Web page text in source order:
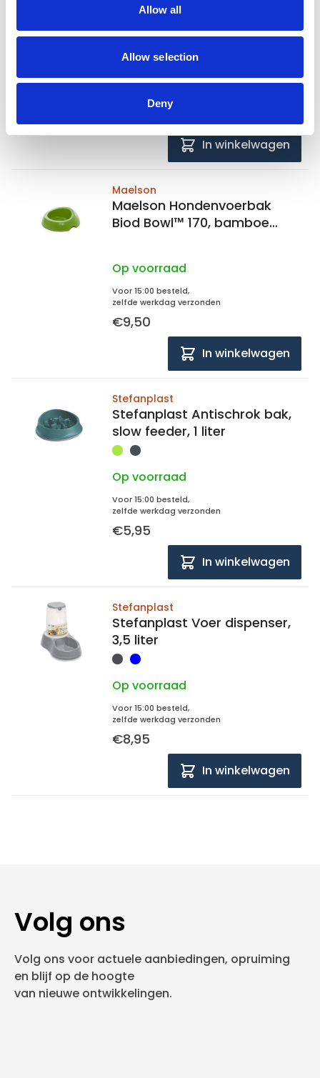
Allow all
Allow selection
Deny
Op voorraad
Voor 15:00 besteld,
€16,99
In winkelwagen
Maelson
Maelson Hondenvoerbak
Biod Bowl™ 170, bamboe
Op voorraad
Voor 15:00 besteld,
zelfde werkdag verzonden
€9,50
In winkelwagen
Stefanplast
Stefanplast Antischrok bak,
slow feeder, 1 liter
Op voorraad
Voor 15:00 besteld,
zelfde werkdag verzonden
€5,95
In winkelwagen
Stefanplast
Stefanplast Voer dispenser,
3,5 liter
Op voorraad
Voor 15:00 besteld,
zelfde werkdag verzonden
€8,95
In winkelwagen
Volg ons
Volg ons voor actuele aanbiedingen, opruiming
en blijf op de hoogte
van nieuwe ontwikkelingen.